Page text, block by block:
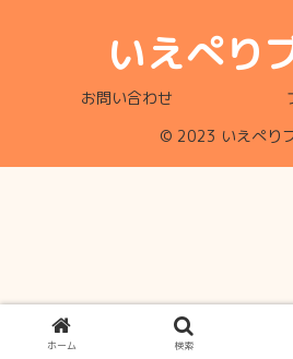
いえぺり
お問い合わせ
© 2023 いえぺり
ホーム 検索